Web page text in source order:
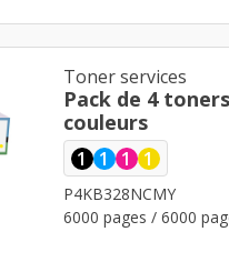
Toner services
Pack de 4
couleurs
1 1 1 1
P4KB328NCMY
6000 pages / 6000